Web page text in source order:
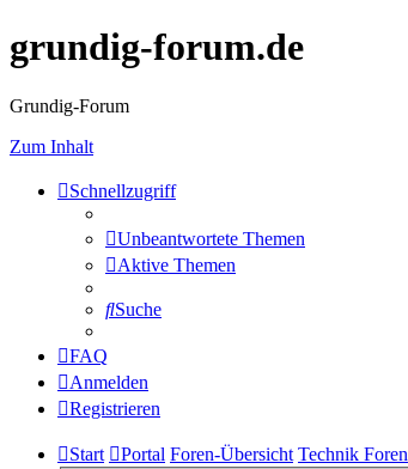
grundig-forum.de
Grundig-Forum
Zum Inhalt
Schnellzugriff
Unbeantwortete Themen
Aktive Themen
Suche
FAQ
Anmelden
Registrieren
Start Portal Foren-Übersicht Technik Foren